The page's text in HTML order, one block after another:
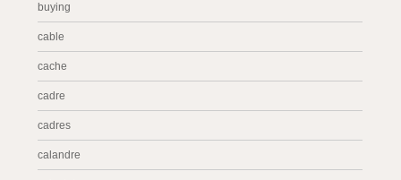
buying
cable
cache
cadre
cadres
calandre